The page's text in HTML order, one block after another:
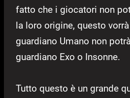
fatto che i giocatori non
la loro origine, questo
guardiano Umano non
guardiano Exo o Insonne.
Tutto questo è un grande